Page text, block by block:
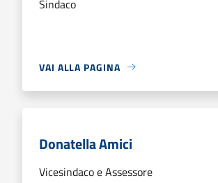
Sindaco
VAI ALLA PAGINA
Donatella Amici
Vicesindaco e Assessore